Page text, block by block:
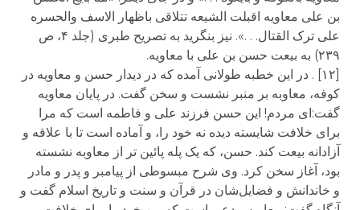
بن علی معاویه اقبلت الشیعه تتلاقی باظهار الاسف والحسره
علی ترک القتال. . .». نیز بنگرید به تصریح طبری (جلد ۴، ص
۲۳۹) به بیعت حسن بن علی با معاویه.
[۱۲] . در این خطبه طولانی آمده که در دیدار حسن و معاویه در
کوفه، معاوبه بر منبر نشست و سخن گفت. در پایان معاویه
گفت:‌ای مردم! این حسن فرزند علی و فاطمه است که مرا
برای خلافت شایسته دیده نه خود را، و آماده است تا با علاقه و
آزادانه بیعت کند. حسن، که یک پله پائین تر از معاوبه نشسته
بود، آغاز سخن کرد. وی شرح مبسوطی از پیامبر و پدر و مادر
و خاندانش و فضایل‌شان در قرآن و سنت و تاریخ اسلام گفت و